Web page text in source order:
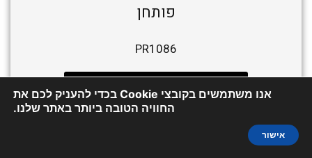
פותחן
PR1086
לפרטים וקבלת הצעת מחיראנו משתמשים בקובצי Cookie בכדי להעניק לכם את
החוויה הטובה ביותר באתר שלנו.
אישור